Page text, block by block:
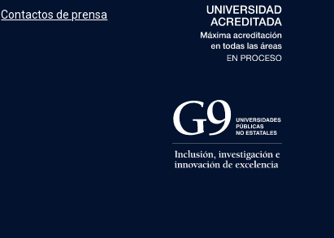
Contactos de prensa